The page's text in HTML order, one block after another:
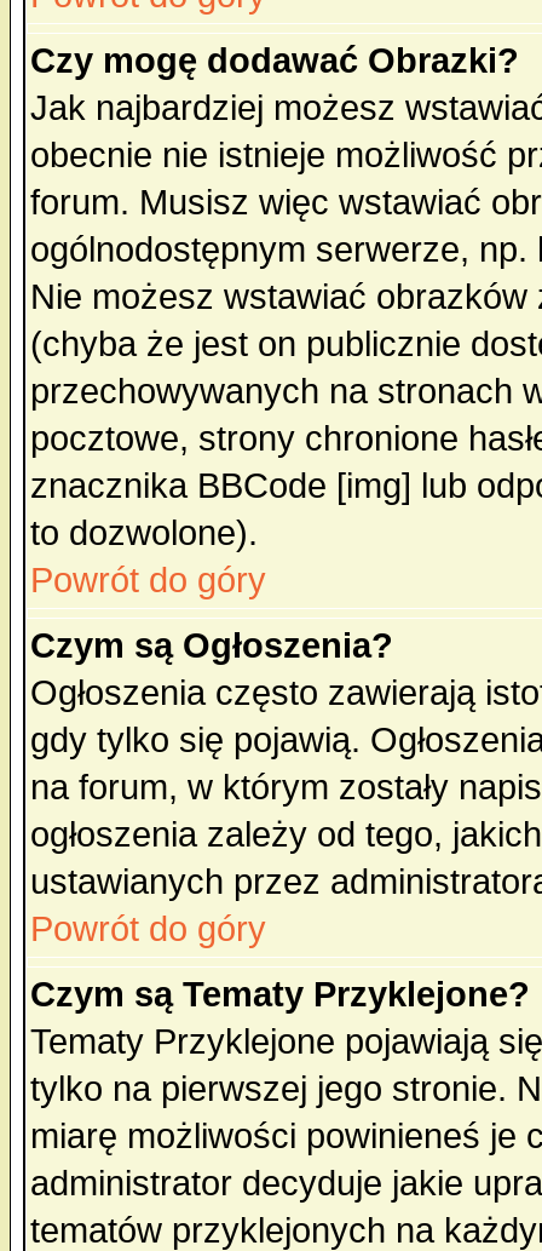
Czy mogę dodawać Obrazki?
Jak najbardziej możesz
obecnie nie istnieje możliwość
forum. Musisz więc wstawiać
ogólnodostępnym serwerze,
Nie możesz wstawiać
(chyba że jest on publicznie
przechowywanych na stronach
pocztowe, strony chronione
znacznika BBCode [img] lub
to dozwolone).
Powrót do góry
Czym są Ogłoszenia?
Ogłoszenia często zawierają
gdy tylko się pojawią.
na forum, w którym zostały
ogłoszenia zależy od tego,
ustawianych przez
Powrót do góry
Czym są Tematy Przyklejone?
Tematy Przyklejone pojawiają
tylko na pierwszej jego stronie.
miarę możliwości powinieneś je
administrator decyduje jakie
tematów przyklejonych na